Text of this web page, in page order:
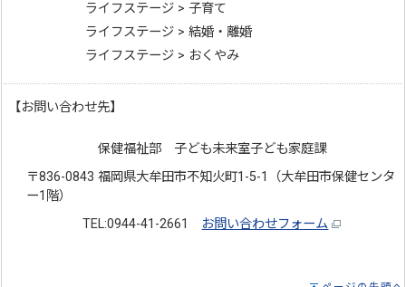
ライフステージ > 子育て
ライフステージ > 結婚・離婚
ライフステージ > おくやみ
【お問い合わせ先】
保健福祉部 子ども未来室子ども家庭課
〒836-0843 福岡県大牟田市不知火町1-5-1（大牟田市保健センタ
ー1階）
TEL:0944-41-2661
お問い合わせフォーム